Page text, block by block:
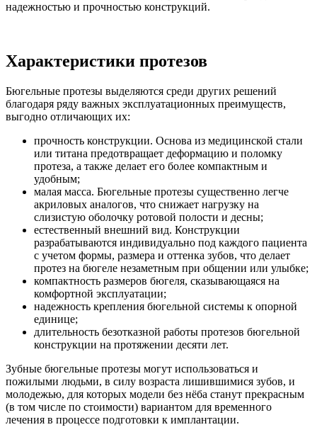
надежностью и прочностью конструкций.
Характеристики протезов
Бюгельные протезы выделяются среди других решений
благодаря ряду важных эксплуатационных преимуществ,
выгодно отличающих их:
прочность конструкции. Основа из медицинской стали
или титана предотвращает деформацию и поломку
протеза, а также делает его более компактным и
удобным;
малая масса. Бюгельные протезы существенно легче
акриловых аналогов, что снижает нагрузку на
слизистую оболочку ротовой полости и десны;
естественный внешний вид. Конструкции
разрабатываются индивидуально под каждого пациента
с учетом формы, размера и оттенка зубов, что делает
протез на бюгеле незаметным при общении или улыбке;
компактность размеров бюгеля, сказывающаяся на
комфортной эксплуатации;
надежность крепления бюгельной системы к опорной
единице;
длительность безотказной работы протезов бюгельной
конструкции на протяжении десяти лет.
Зубные бюгельные протезы могут использоваться и
пожилыми людьми, в силу возраста лишившимися зубов, и
молодежью, для которых модели без нёба станут прекрасным
(в том числе по стоимости) вариантом для временного
лечения в процессе подготовки к имплантации.